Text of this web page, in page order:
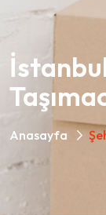
Anasayfa